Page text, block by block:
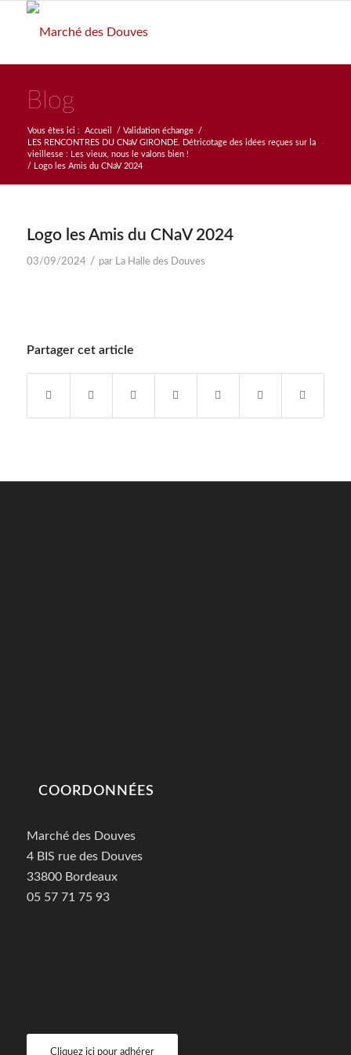
Blog
Vous êtes ici : Accueil / Validation échange
/
LES RENCONTRES DU CNaV GIRONDE. Détricotage des idées reçues sur la
vieillesse : Les vieux, nous le valons bien !
/
Logo les Amis du CNaV 2024
Logo les Amis du CNaV 2024
03/09/2024 / par La Halle des Douves
Partager cet article
COORDONNÉES
Marché des Douves
4 BIS rue des Douves
33800 Bordeaux
05 57 71 75 93
Cliquez ici pour adhérer